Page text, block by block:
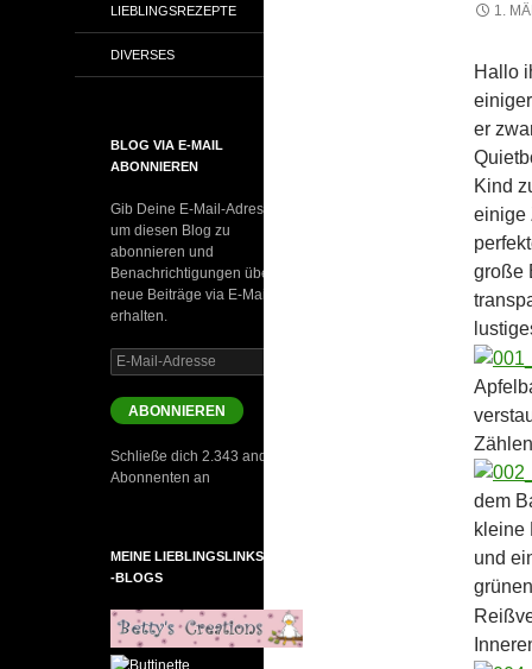
1.
Hallo
er
Kind
einige
große
dem
kleine
und
LIEBLINGSREZEPTE
DIVERSES
BLOG VIA E-MAIL
ABONNIEREN
Gib Deine E-Mail-Adresse an,
um diesen Blog zu
abonnieren und
Benachrichtigungen über
neue Beiträge via E-Mail zu
erhalten.
E-
Mail-
Adresse
ABONNIEREN
Schließe dich 2.343 anderen
Abonnenten an
MEINE LIEBLINGSLINKS UND
-BLOGS